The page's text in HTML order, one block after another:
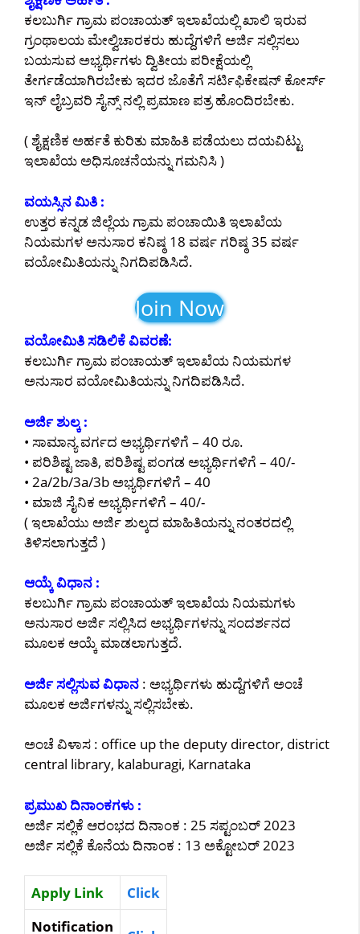
ಕಲಬುರ್ಗಿ ಗ್ರಾಮ ಪಂಚಾಯತ್ ಇಲಾಖೆಯಲ್ಲಿ ಖಾಲಿ ಇರುವ
ಗ್ರಂಥಾಲಯ ಮೇಲ್ವಿಚಾರಕರು ಹುದ್ದೆಗಳಿಗೆ ಅರ್ಜಿ ಸಲ್ಲಿಸಲು
ಬಯಸುವ ಅಭ್ಯರ್ಥಿಗಳು ದ್ವಿತೀಯ ಪರೀಕ್ಷೆಯಲ್ಲಿ
ತೇರ್ಗಡೆಯಾಗಿರಬೇಕು‌ ಇದರ ಜೊತೆಗೆ ಸರ್ಟಿಫಿಕೇಷನ್ ಕೋರ್ಸ್
ಇನ್ ಲೈಬ್ರವರಿ ಸೈನ್ಸ್ ನಲ್ಲಿ ಪ್ರಮಾಣ ಪತ್ರ ಹೊಂದಿರಬೇಕು.
( ಶೈಕ್ಷಣಿಕ ಅರ್ಹತೆ ಕುರಿತು ಮಾಹಿತಿ ಪಡೆಯಲು ದಯವಿಟ್ಟು
ಇಲಾಖೆಯ ಅಧಿಸೂಚನೆಯನ್ನು ಗಮನಿಸಿ )
ವಯಸ್ಸಿನ ಮಿತಿ :
ಉತ್ತರ ಕನ್ನಡ ಜಿಲ್ಲೆಯ ಗ್ರಾಮ ಪಂಚಾಯಿತಿ ಇಲಾಖೆಯ
ನಿಯಮಗಳ ಅನುಸಾರ ಕನಿಷ್ಠ 18 ವರ್ಷ ಗರಿಷ್ಠ 35 ವರ್ಷ
ವಯೋಮಿತಿಯನ್ನು ನಿಗದಿಪಡಿಸಿದೆ.
Join Now
ವಯೋಮಿತಿ ಸಡಿಲಿಕೆ ವಿವರಣೆ:
ಕಲಬುರ್ಗಿ ಗ್ರಾಮ ಪಂಚಾಯತ್ ಇಲಾಖೆಯ ನಿಯಮಗಳ
ಅನುಸಾರ ವಯೋಮಿತಿಯನ್ನು ನಿಗದಿಪಡಿಸಿದೆ.
ಅರ್ಜಿ ಶುಲ್ಕ :
• ಸಾಮಾನ್ಯ ವರ್ಗದ ಅಭ್ಯರ್ಥಿಗಳಿಗೆ – 40 ರೂ.
• ಪರಿಶಿಷ್ಟ ಜಾತಿ, ಪರಿಶಿಷ್ಟ ಪಂಗಡ ಅಭ್ಯರ್ಥಿಗಳಿಗೆ – 40/-
• 2a/2b/3a/3b ಅಭ್ಯರ್ಥಿಗಳಿಗೆ – 40
• ಮಾಜಿ ಸೈನಿಕ ಅಭ್ಯರ್ಥಿಗಳಿಗೆ – 40/-
( ಇಲಾಖೆಯು ಅರ್ಜಿ ಶುಲ್ಕದ ಮಾಹಿತಿಯನ್ನು ನಂತರದಲ್ಲಿ
ತಿಳಿಸಲಾಗುತ್ತದೆ )
ಆಯ್ಕೆ ವಿಧಾನ :
ಕಲಬುರ್ಗಿ ಗ್ರಾಮ ಪಂಚಾಯತ್ ಇಲಾಖೆಯ ನಿಯಮಗಳು
ಅನುಸಾರ ಅರ್ಜಿ ಸಲ್ಲಿಸಿದ ಅಭ್ಯರ್ಥಿಗಳನ್ನು ಸಂದರ್ಶನದ
ಮೂಲಕ ಆಯ್ಕೆ ಮಾಡಲಾಗುತ್ತದೆ.
ಅರ್ಜಿ ಸಲ್ಲಿಸುವ ವಿಧಾನ : ಅಭ್ಯರ್ಥಿಗಳು ಹುದ್ದೆಗಳಿಗೆ ಅಂಚೆ
ಮೂಲಕ ಅರ್ಜಿಗಳನ್ನು ಸಲ್ಲಿಸಬೇಕು.
ಅಂಚೆ ವಿಳಾಸ : office up the deputy director, district
central library, kalaburagi, Karnataka
ಪ್ರಮುಖ ದಿನಾಂಕಗಳು :
ಅರ್ಜಿ ಸಲ್ಲಿಕೆ ಆರಂಭದ ದಿನಾಂಕ : 25 ಸಪ್ಟಂಬರ್ 2023
ಅರ್ಜಿ ಸಲ್ಲಿಕೆ ಕೊನೆಯ ದಿನಾಂಕ : 13 ಅಕ್ಟೋಬರ್ 2023
Apply Link
Click
Notification